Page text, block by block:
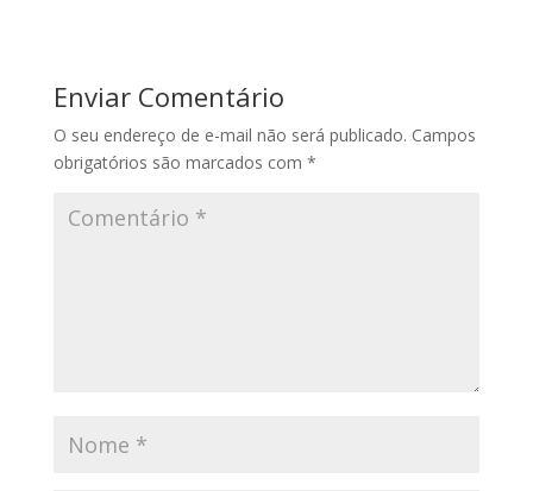
Enviar Comentário
O seu endereço de e-mail não será publicado. Campos
obrigatórios são marcados com *